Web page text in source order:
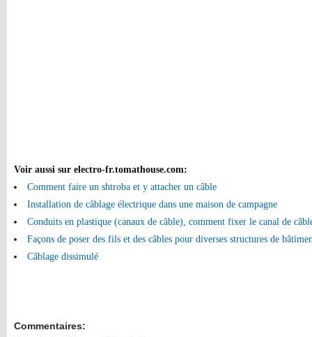
Voir aussi sur electro-fr.tomathouse.com:
Comment faire un shtroba et y attacher un câble
Installation de câblage électrique dans une maison de campagne
Conduits en plastique (canaux de câble), comment fixer le canal de
Façons de poser des fils et des câbles pour diverses structures de
Câblage dissimulé
Commentaires: